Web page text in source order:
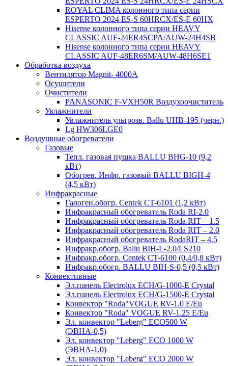
ROYAL CLIMA колонного типа серии
ESPERTO 2024 ES-S 60HRCX/ES-E 60HX
Hisense колонного типа серии HEAVY
CLASSIC AUF-24ER4SCPA/AUW-24H4SB
Hisense колонного типа серии HEAVY
CLASSIC AUF-48ER6SM/AUW-48H6SE1
Обработка воздуха
Вентилятор Magnit- 4000A
Осушители
Очистители
PANASONIC F-VXH50R Воздухоочиститель
Увлажнители
Увлажнитель ультрозв. Ballu UHB-195 (черн.)
Lg HW306LGE0
Воздушные обогреватели
Газовые
Тепл. газовая пушка BALLU BHG-10 (9,2
кВт)
Обогрев. Инфр. газовый BALLU BIGH-4
(4,5 кВт)
Инфракрасные
Галоген.обогр. Centek CT-6101 (1,2 кВт)
Инфракрасный обогреватель Roda RI-2.0
Инфракрасный обогреватель Roda RIT – 1.5
Инфракрасный обогреватель Roda RIT – 2.0
Инфракрасный обогреватель RodaRIT – 4.5
Инфракр.обогр. Ballu BIH-L-2.0/LS210
Инфракр.обогр. Centek CT-6100 (0,4/0,8 кВт)
Инфракр.обогр. BALLU BIH-S-0,5 (0,5 кВт)
Конвективные
Эл.панель Electrolux ECH/G-1000-Е Crystal
Эл.панель Electrolux ECH/G-1500-Е Crystal
Конвектор "Roda"VOGUE RV-1.0 E/Eu
Конвектор "Roda" VOGUE RV-1.25 E/Eu
Эл. конвектор "Leberg" ECO500 W
(ЭВНА-0,5)
Эл. конвектор "Leberg" ECO 1000 W
(ЭВНА-1,0)
Эл. конвектор "Leberg" ECO 2000 W